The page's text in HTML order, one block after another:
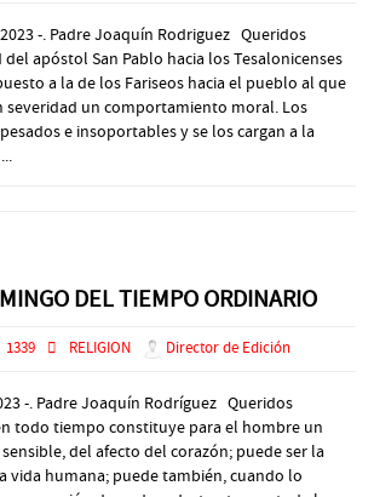
-. Padre Joaquín Rodriguez Queridos
apóstol San Pablo hacia los Tesalonicenses
a la de los Fariseos hacia el pueblo al que
severidad un comportamiento moral. Los
e insoportables y se los cargan a la
DEL TIEMPO ORDINARIO
1339 RELIGION Director de Edición
-. Padre Joaquín Rodríguez Queridos
todo tiempo constituye para el hombre un
del afecto del corazón; puede ser la
vida humana; puede también, cuando lo